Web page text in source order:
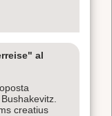
al
creatius